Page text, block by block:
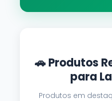
🚗 Produtos
para
Produtos em